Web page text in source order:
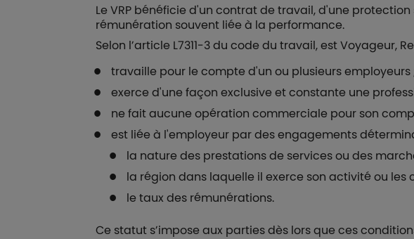
Le VRP bénéficie d'un contrat de travail, d'une
rémunération souvent liée à la performance.
Selon l’article L7311-3 du code du travail, est Voyageur,
travaille pour le compte d'un ou plusieurs employeurs
exerce d'une façon exclusive et constante une
ne fait aucune opération commerciale pour son
est liée à l'employeur par des engagements
la nature des prestations de services ou des
la région dans laquelle il exerce son activité ou
le taux des rémunérations.
Ce statut s’impose aux parties dès lors que ces